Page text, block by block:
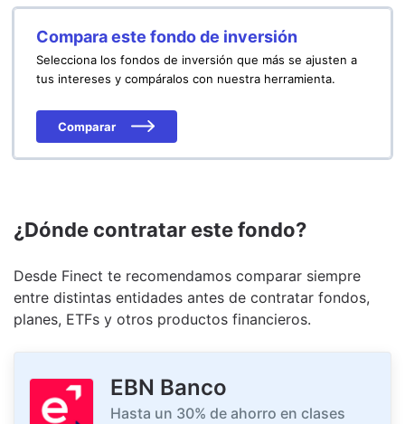
Compara este fondo de inversión
Selecciona los fondos de inversión que más se ajusten a
tus intereses y compáralos con nuestra herramienta.
Comparar
¿Dónde contratar este fondo?
Desde Finect te recomendamos comparar siempre
entre distintas entidades antes de contratar fondos,
planes, ETFs y otros productos financieros.
EBN Banco
Hasta un 30% de ahorro en clases